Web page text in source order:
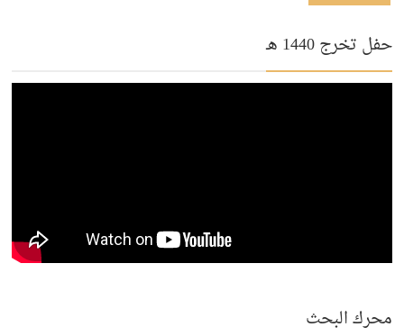
حفل تخرج 1440 هـ
محرك البحث